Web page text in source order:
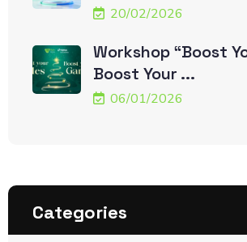
20/02/2026
Workshop “Boost
Boost Your ...
06/01/2026
Categories